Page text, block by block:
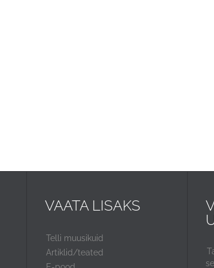
VAATA LISAKS
Telli muusikuid
Artiklid/teated